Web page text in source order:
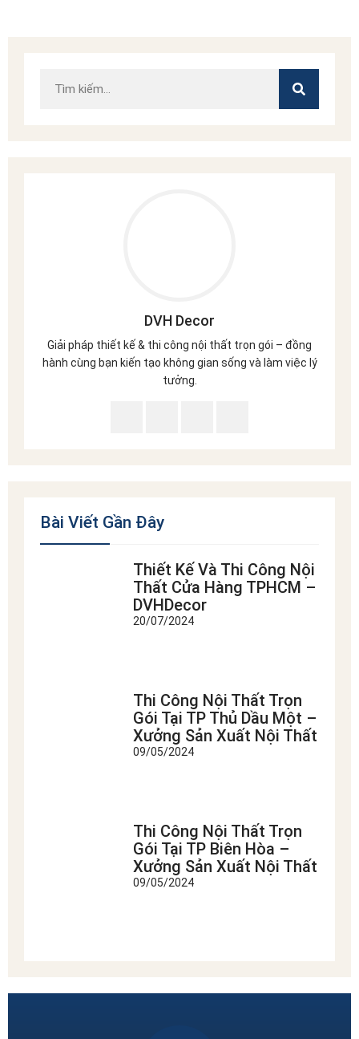
DVH Decor
Giải pháp thiết kế & thi công nội thất trọn gói – đồng
hành cùng bạn kiến tạo không gian sống và làm việc lý
tưởng.
Bài Viết Gần Đây
Thiết Kế Và Thi Công Nội
Thất Cửa Hàng TPHCM –
DVHDecor
20/07/2024
Thi Công Nội Thất Trọn
Gói Tại TP Thủ Dầu Một –
Xưởng Sản Xuất Nội Thất
09/05/2024
Thi Công Nội Thất Trọn
Gói Tại TP Biên Hòa –
Xưởng Sản Xuất Nội Thất
09/05/2024